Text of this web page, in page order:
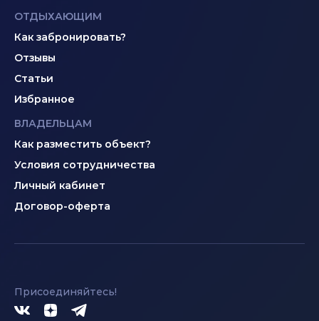
ОТДЫХАЮЩИМ
Как забронировать?
Отзывы
Статьи
Избранное
ВЛАДЕЛЬЦАМ
Как разместить объект?
Условия сотрудничества
Личный кабинет
Договор-оферта
Присоединяйтесь!